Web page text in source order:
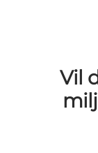
Vil